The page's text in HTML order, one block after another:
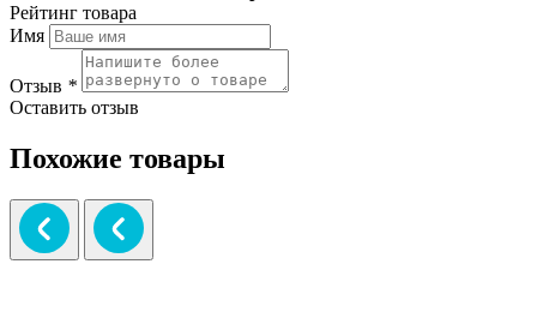
Рейтинг товара
Имя
Отзыв *
Оставить отзыв
Похожие товары